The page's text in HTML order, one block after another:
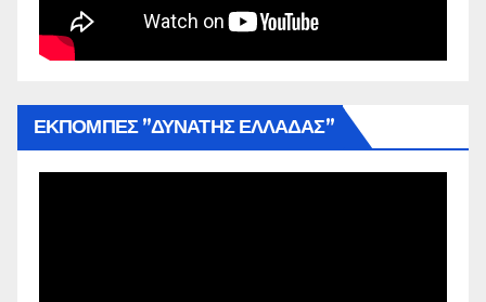
ΕΚΠΟΜΠΕΣ ”ΔΥΝΑΤΗΣ ΕΛΛΑΔΑΣ”